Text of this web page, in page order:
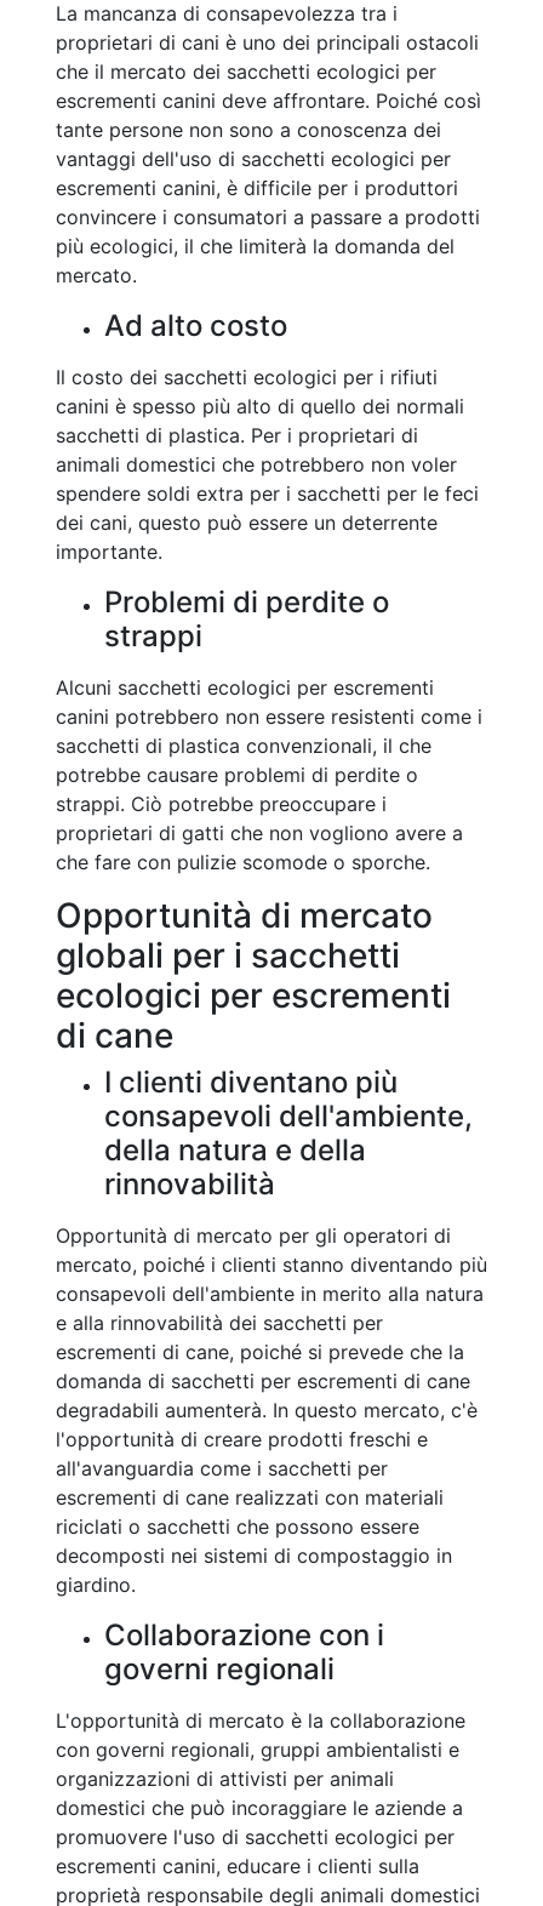
La mancanza di consapevolezza tra i
proprietari di cani è uno dei principali ostacoli
che il mercato dei sacchetti ecologici per
escrementi canini deve affrontare. Poiché così
tante persone non sono a conoscenza dei
vantaggi dell'uso di sacchetti ecologici per
escrementi canini, è difficile per i produttori
convincere i consumatori a passare a prodotti
più ecologici, il che limiterà la domanda del
mercato.
Ad alto costo
Il costo dei sacchetti ecologici per i rifiuti
canini è spesso più alto di quello dei normali
sacchetti di plastica. Per i proprietari di
animali domestici che potrebbero non voler
spendere soldi extra per i sacchetti per le feci
dei cani, questo può essere un deterrente
importante.
Problemi di perdite o
strappi
Alcuni sacchetti ecologici per escrementi
canini potrebbero non essere resistenti come i
sacchetti di plastica convenzionali, il che
potrebbe causare problemi di perdite o
strappi. Ciò potrebbe preoccupare i
proprietari di gatti che non vogliono avere a
che fare con pulizie scomode o sporche.
Opportunità di mercato
globali per i sacchetti
ecologici per escrementi
di cane
I clienti diventano più
consapevoli dell'ambiente,
della natura e della
rinnovabilità
Opportunità di mercato per gli operatori di
mercato, poiché i clienti stanno diventando più
consapevoli dell'ambiente in merito alla natura
e alla rinnovabilità dei sacchetti per
escrementi di cane, poiché si prevede che la
domanda di sacchetti per escrementi di cane
degradabili aumenterà. In questo mercato, c'è
l'opportunità di creare prodotti freschi e
all'avanguardia come i sacchetti per
escrementi di cane realizzati con materiali
riciclati o sacchetti che possono essere
decomposti nei sistemi di compostaggio in
giardino.
Collaborazione con i
governi regionali
L'opportunità di mercato è la collaborazione
con governi regionali, gruppi ambientalisti e
organizzazioni di attivisti per animali
domestici che può incoraggiare le aziende a
promuovere l'uso di sacchetti ecologici per
escrementi canini, educare i clienti sulla
proprietà responsabile degli animali domestici